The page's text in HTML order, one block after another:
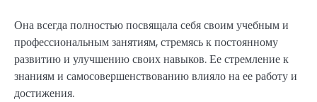
Она всегда полностью посвящала себя своим учебным и
профессиональным занятиям, стремясь к постоянному
развитию и улучшению своих навыков. Ее стремление к
знаниям и самосовершенствованию влияло на ее работу и
достижения.